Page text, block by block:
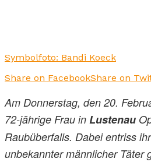
Symbolfoto: Bandi Koeck
Share on FacebookShare on
Am Donnerstag, den 20.
72-jährige Frau in Lustenau
Raubüberfalls. Dabei entriss
unbekannter männlicher Täter